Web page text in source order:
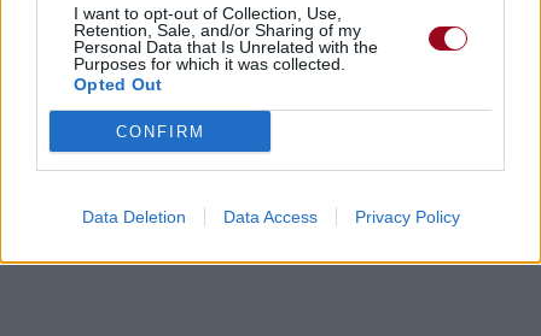
I want to opt-out of Collection, Use,
Retention, Sale, and/or Sharing of my
Personal Data that Is Unrelated with the
Purposes for which it was collected.
Opted Out
CONFIRM
Data Deletion Data Access Privacy Policy
Commentaires
Dire «merci» pour cette traduction